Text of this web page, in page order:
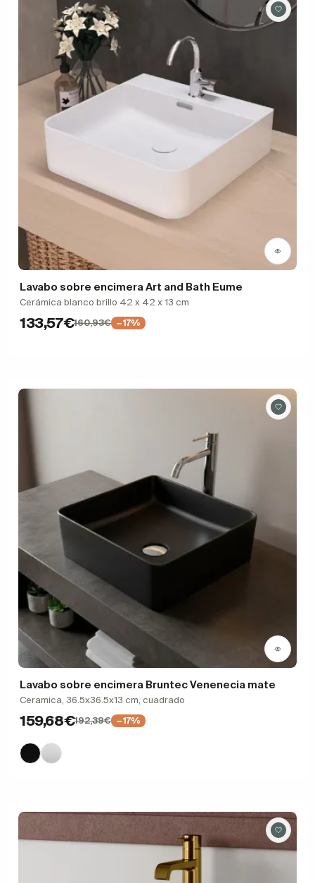
Lavabo sobre encimera Art and Bath Eume
Cerámica blanco brillo 42 x 42 x 13 cm
133,57€160,93€ −17%
Lavabo sobre encimera Bruntec Venenecia mate
Ceramica, 36.5x36.5x13 cm, cuadrado
159,68€192,39€ −17%